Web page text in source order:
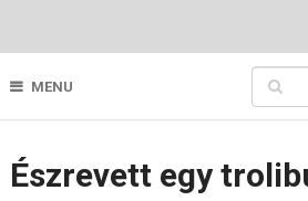
MENU
Észrevett egy